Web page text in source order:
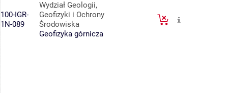
100-IGR-
1N-089
Wydział Geologii,
Geofizyki i Ochrony
Środowiska
Geofizyka górnicza